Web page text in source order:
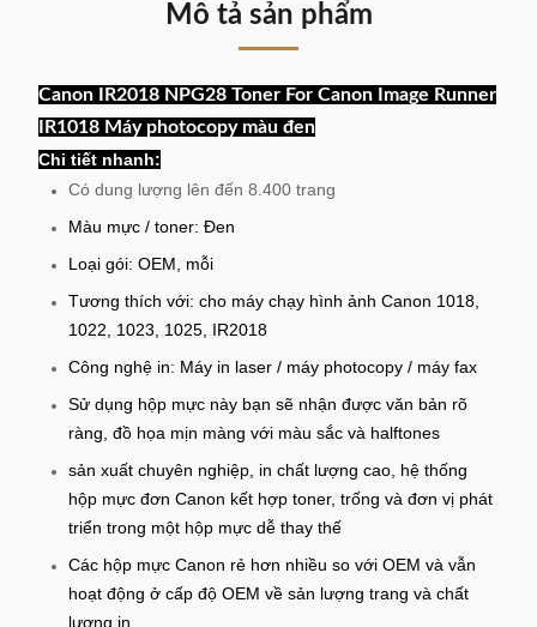
Mô tả sản phẩm
Canon IR2018 NPG28 Toner For Canon Image Runner
IR1018 Máy photocopy màu đen
Chi tiết nhanh:
Có dung lượng lên đến 8.400 trang
Màu mực / toner: Đen
Loại gói: OEM, mỗi
Tương thích với: cho máy chạy hình ảnh Canon 1018,
1022, 1023, 1025, IR2018
Công nghệ in: Máy in laser / máy photocopy / máy fax
Sử dụng hộp mực này bạn sẽ nhận được văn bản rõ
ràng, đồ họa mịn màng với màu sắc và halftones
sản xuất chuyên nghiệp, in chất lượng cao, hệ thống
hộp mực đơn Canon kết hợp toner, trống và đơn vị phát
triển trong một hộp mực dễ thay thế
Các hộp mực Canon rẻ hơn nhiều so với OEM và vẫn
hoạt động ở cấp độ OEM về sản lượng trang và chất
lượng in